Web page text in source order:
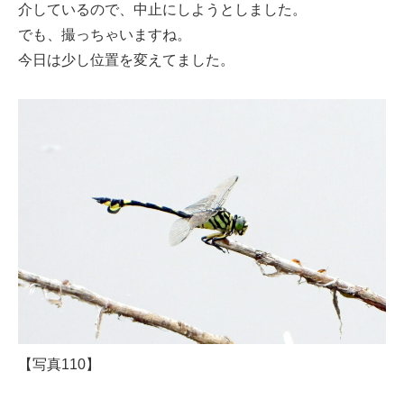
介しているので、中止にしようとしました。
でも、撮っちゃいますね。
今日は少し位置を変えてました。
【写真110】